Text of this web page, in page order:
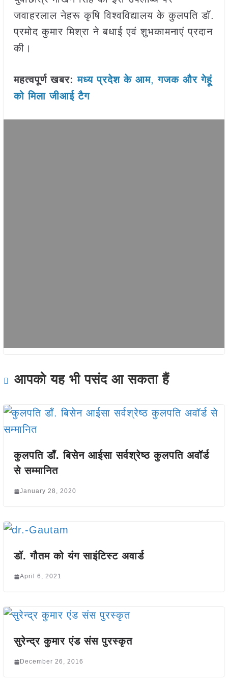
जवाहरलाल नेहरू कृषि विश्वविद्यालय के कुलपति डॉ.
प्रमोद कुमार मिश्रा ने बधाई एवं शुभकामनाएं प्रदान
की।
महत्वपूर्ण खबर: मध्य प्रदेश के आम,गजक और गेहूं
को मिला जीआई टैग
आपको यह भी पसंद आ सकता हैं
कुलपति डॉं. बिसेन आईसा सर्वश्रेष्ठ कुलपति अवॉर्ड
से सम्मानित
January 28, 2020
डॉ. गौतम को यंग साइंटिस्ट अवार्ड
April 6, 2021
सुरेन्द्र कुमार एंड संस पुरस्कृत
December 26, 2016